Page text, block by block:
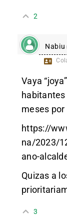
2
Nabiu
Vaya
meses por
https://
na/2023/
ano-
Quizas a
3